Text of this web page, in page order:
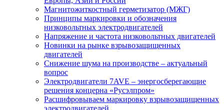
Магнитожиткостный герметизатор (МЖГ)
Принципы маркировки и обозначения
низковольтных электродвигателей
Напряжение и частота низковольтных двигателей
Новинки на рынке взрывозащищенных
двигателей
Снижение шума на производстве – актуальный
вопрос
Электродвигатели 7AVE – энергосберегающие
решения концерна «Русэлпром»
Расшифровываем маркировку взрывозащищенных
электродвигателей